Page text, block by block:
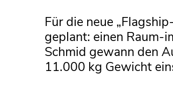
Für die neue
geplant: einen Raum-
Schmid gewann den
11.000 kg Gewicht